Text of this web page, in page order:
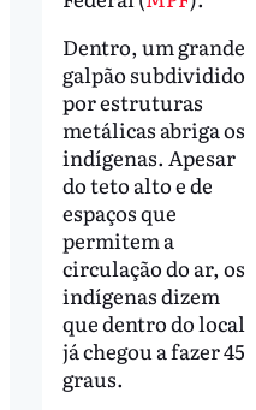
Dentro, um grande
galpão subdividido
por estruturas
metálicas abriga os
indígenas. Apesar
do teto alto e de
espaços que
permitem a
circulação do ar, os
indígenas dizem
que dentro do local
já chegou a fazer 45
graus.